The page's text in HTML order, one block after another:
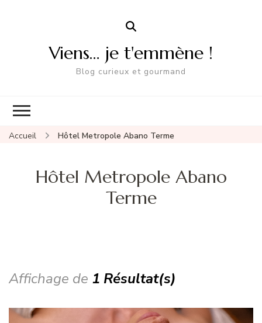
Viens… je t'emmène !
Blog curieux et gourmand
Accueil Hôtel Metropole Abano Terme
Hôtel Metropole Abano
Terme
Affichage de 1 Résultat(s)